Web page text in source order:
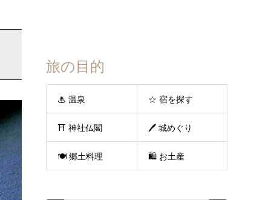
旅の目的
♨ 温泉 ☆ 宿を探す
⛩ 神社仏閣 🖊 城めぐり
🍽 郷土料理 🛍 お土産